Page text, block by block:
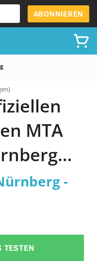
ABONNIEREN
MTA
-
TESTEN